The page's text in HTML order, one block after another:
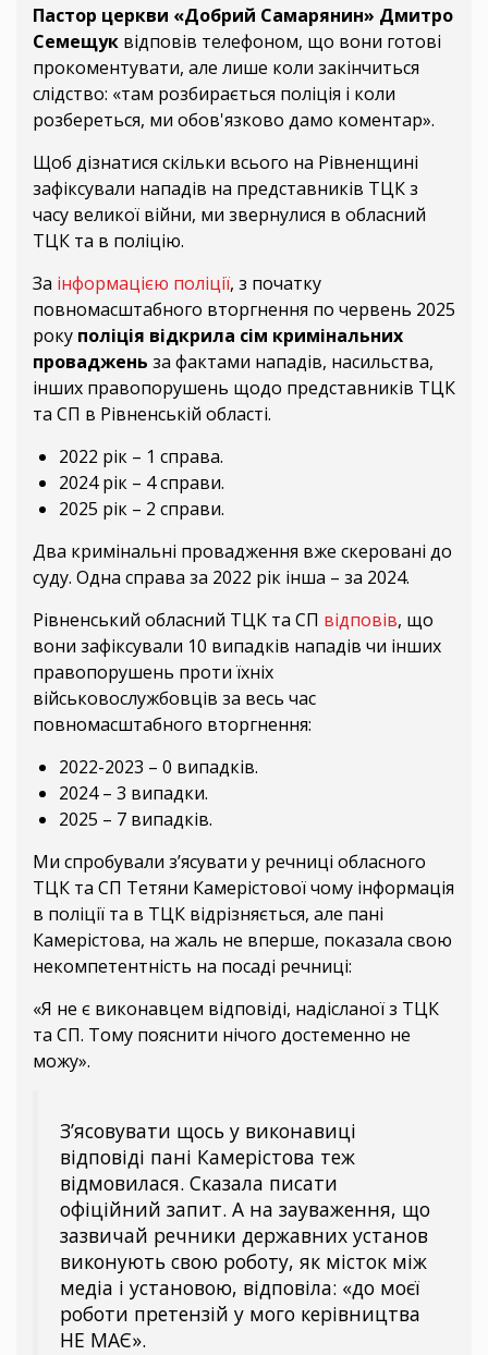
Пастор церкви «Добрий Самарянин» Дмитро
Семещук відповів телефоном, що вони готові
прокоментувати, але лише коли закінчиться
слідство: «там розбирається поліція і коли
розбереться, ми обов'язково дамо коментар».
Щоб дізнатися скільки всього на Рівненщині
зафіксували нападів на представників ТЦК з
часу великої війни, ми звернулися в обласний
ТЦК та в поліцію.
За інформацією поліції, з початку
повномасштабного вторгнення по червень 2025
року поліція відкрила сім кримінальних
проваджень за фактами нападів, насильства,
інших правопорушень щодо представників ТЦК
та СП в Рівненській області.
2022 рік – 1 справа.
2024 рік – 4 справи.
2025 рік – 2 справи.
Два кримінальні провадження вже скеровані до
суду. Одна справа за 2022 рік інша – за 2024.
Рівненський обласний ТЦК та СП відповів, що
вони зафіксували 10 випадків нападів чи інших
правопорушень проти їхніх
військовослужбовців за весь час
повномасштабного вторгнення:
2022-2023 – 0 випадків.
2024 – 3 випадки.
2025 – 7 випадків.
Ми спробували з’ясувати у речниці обласного
ТЦК та СП Тетяни Камерістової чому інформація
в поліції та в ТЦК відрізняється, але пані
Камерістова, на жаль не вперше, показала свою
некомпетентність на посаді речниці:
«Я не є виконавцем відповіді, надісланої з ТЦК
та СП. Тому пояснити нічого достеменно не
можу».
З’ясовувати щось у виконавиці
відповіді пані Камерістова теж
відмовилася. Сказала писати
офіційний запит. А на зауваження, що
зазвичай речники державних установ
виконують свою роботу, як місток між
медіа і установою, відповіла: «до моєї
роботи претензій у мого керівництва
НЕ МАЄ».